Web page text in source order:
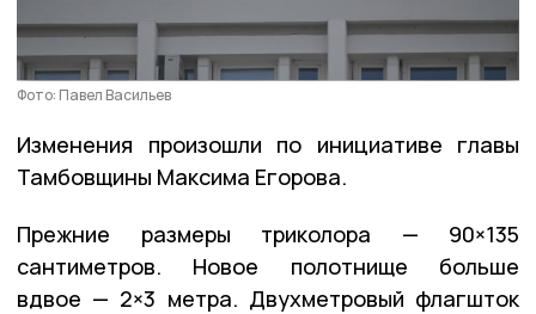
Фото: Павел Васильев
Изменения произошли по инициативе главы
Тамбовщины Максима Егорова.
Прежние размеры триколора — 90×135
сантиметров. Новое полотнище больше
вдвое — 2×3 метра. Двухметровый флагшток